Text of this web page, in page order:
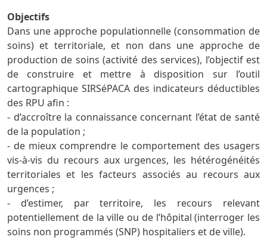
Objectifs
Dans une approche populationnelle (consommation de
soins) et territoriale, et non dans une approche de
production de soins (activité des services), l’objectif est
de construire et mettre à disposition sur l’outil
cartographique SIRSéPACA des indicateurs déductibles
des RPU afin :
- d’accroître la connaissance concernant l’état de santé
de la population ;
- de mieux comprendre le comportement des usagers
vis-à-vis du recours aux urgences, les hétérogénéités
territoriales et les facteurs associés au recours aux
urgences ;
- d’estimer, par territoire, les recours relevant
potentiellement de la ville ou de l’hôpital (interroger les
soins non programmés (SNP) hospitaliers et de ville).